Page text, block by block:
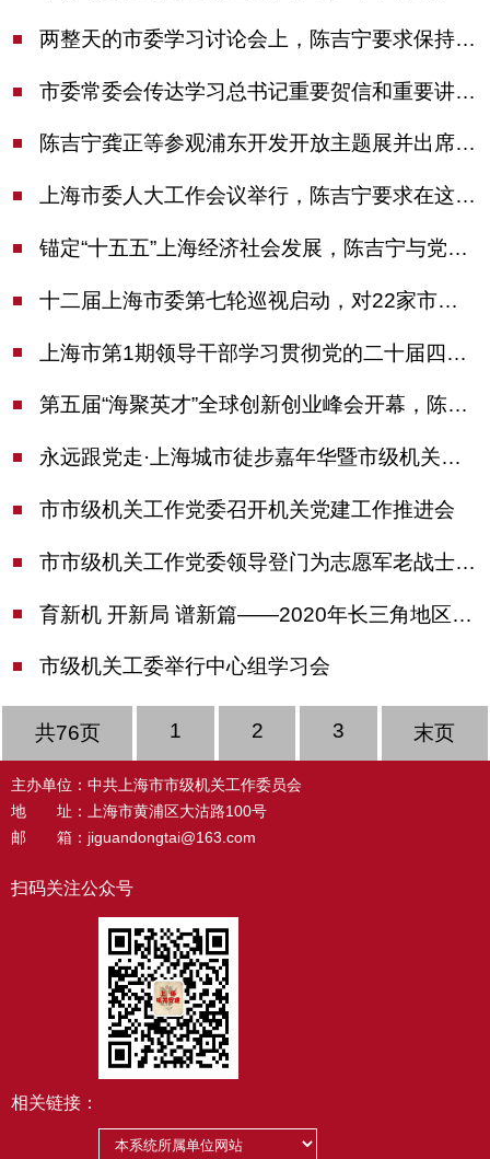
两整天的市委学习讨论会上，陈吉宁要求保持战略定力始终坚定信心善于科学应对
市委常委会传达学习总书记重要贺信和重要讲话精神，研究党建引领物业治理等工作
陈吉宁龚正等参观浦东开发开放主题展并出席座谈会
上海市委人大工作会议举行，陈吉宁要求在这些方面更加奋发有为
锚定“十五五”上海经济社会发展，陈吉宁与党外人士专题协商座谈
十二届上海市委第七轮巡视启动，对22家市管单位开展常规巡视
上海市第1期领导干部学习贯彻党的二十届四中全会精神专题研讨班开班，陈吉宁作专题报告
第五届“海聚英才”全球创新创业峰会开幕，陈吉宁出席并启动新一届大赛
永远跟党走·上海城市徒步嘉年华暨市级机关运动会开幕
市市级机关工作党委召开机关党建工作推进会
市市级机关工作党委领导登门为志愿军老战士佩戴纪念章
育新机 开新局 谱新篇——2020年长三角地区机关党建工作研讨会在南京召开
市级机关工委举行中心组学习会
共76页 1 2 3 末页